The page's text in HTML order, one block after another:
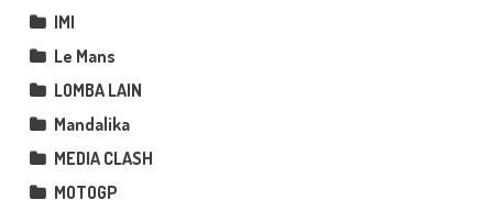
IMI
Le Mans
LOMBA LAIN
Mandalika
MEDIA CLASH
MOTOGP